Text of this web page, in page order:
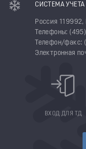
СИСТЕМА
Россия
Телефоны:
Телефон/факс:
Электронная
ВХОД ДЛЯ ТД